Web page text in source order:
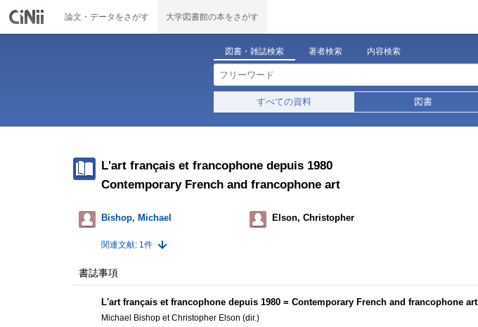
論文・データをさがす 大学図書館の本をさがす
図書・雑誌検索 著者検索 内容検索
すべての資料 図書
L'art français et francophone depuis 1980
Contemporary French and francophone art
Bishop, Michael Elson, Christopher
関連文献: 1件
書誌事項
L'art français et francophone depuis 1980 = Contemporary French and francophone art
Michael Bishop et Christopher Elson (dir.)